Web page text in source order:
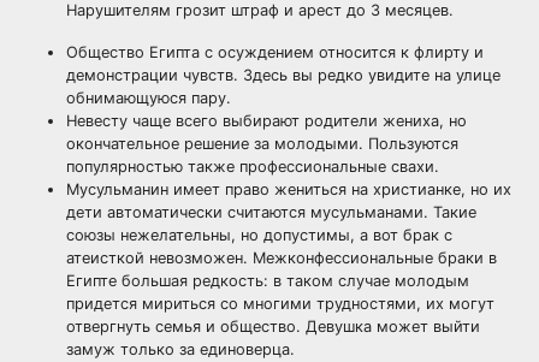
Нарушителям грозит штраф и арест до 3 месяцев.
Общество Египта с осуждением относится к флирту и
демонстрации чувств. Здесь вы редко увидите на улице
обнимающуюся пару.
Невесту чаще всего выбирают родители жениха, но
окончательное решение за молодыми. Пользуются
популярностью также профессиональные свахи.
Мусульманин имеет право жениться на христианке, но их
дети автоматически считаются мусульманами. Такие
союзы нежелательны, но допустимы, а вот брак с
атеисткой невозможен. Межконфессиональные браки в
Египте большая редкость: в таком случае молодым
придется мириться со многими трудностями, их могут
отвергнуть семья и общество. Девушка может выйти
замуж только за единоверца.